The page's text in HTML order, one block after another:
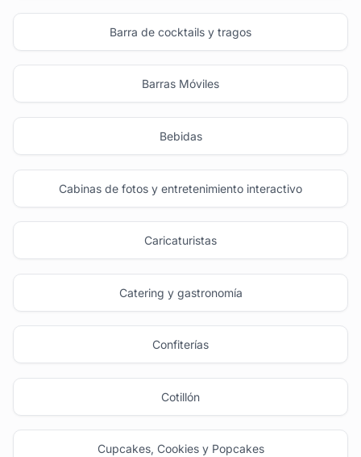
Barra de cocktails y tragos
Barras Móviles
Bebidas
Cabinas de fotos y entretenimiento interactivo
Caricaturistas
Catering y gastronomía
Confiterías
Cotillón
Cupcakes, Cookies y Popcakes